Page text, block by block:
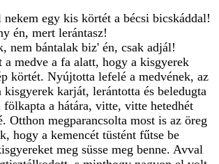
egy kis körtét a bécsi bicskáddal!
én, mert lerántasz!
nem bántalak biz' én, csak adjál!
medve a fa alatt, hogy a kisgyerek
körtét. Nyújtotta lefelé a medvének, az
kisgyerek karját, lerántotta és beledugta
fölkapta a hátára, vitte, vitte hetedhét
Otthon megparancsolta most is az öreg
hogy a kemencét tüstént fűtse be
meg süsse meg benne. Avval